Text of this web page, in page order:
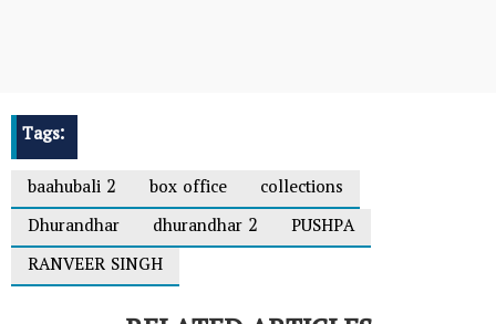
Tags:
baahubali 2
box office
collections
Dhurandhar
dhurandhar 2
PUSHPA
RANVEER SINGH